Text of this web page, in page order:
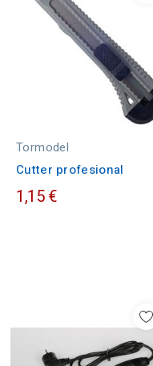
Tormodel
Cutter profesional
1,15 €